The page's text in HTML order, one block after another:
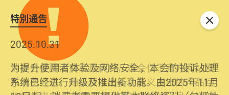
特別通告
2026.06.29
消委会提醒消费者及商户，本会仅于官方网站发
布消费警示。如接获以消委会名义发出的产品回
2025.10.31
为提升使用者体验及网络安全，本会的投诉处理
系统已经进行升级及推出新功能。由2025年11月
关闭